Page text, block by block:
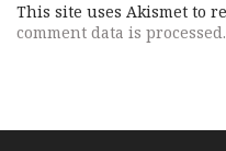
This site uses Akismet to
comment data is processed.